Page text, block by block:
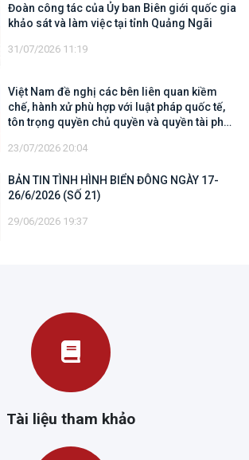
Đoàn công tác của Ủy ban Biên giới quốc gia
khảo sát và làm việc tại tỉnh Quảng Ngãi
31/07/2026 11:19
Việt Nam đề nghị các bên liên quan kiềm
chế, hành xử phù hợp với luật pháp quốc tế,
tôn trọng quyền chủ quyền và quyền tài phán
địa của quốc gia ven biển
23/07/2026 20:04
BẢN TIN TÌNH HÌNH BIỂN ĐÔNG NGÀY 17-
26/6/2026 (SỐ 21)
29/06/2026 19:37
Tài liệu tham khảo